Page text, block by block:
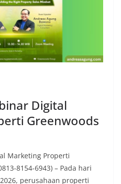
Digital
Greenwoods
Marketing Properti
8154-6943) – Pada hari
perusahaan properti